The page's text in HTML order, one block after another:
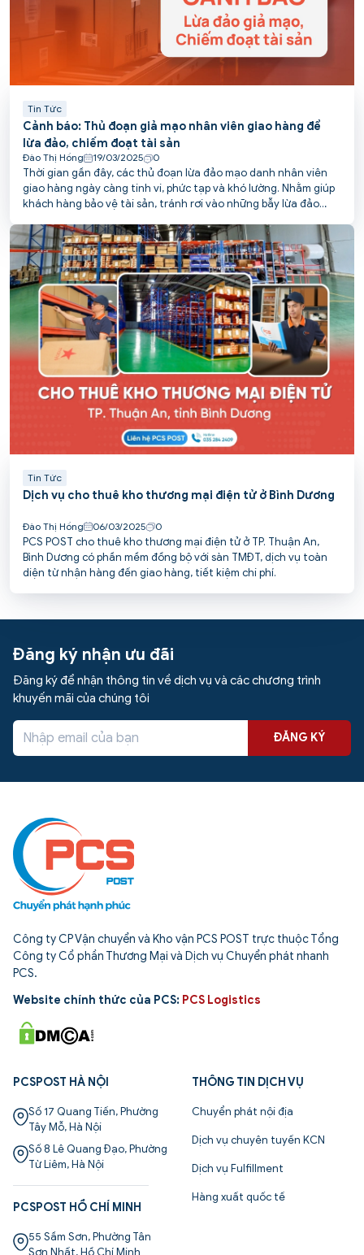
Tin Tức
Cảnh báo: Thủ đoạn giả mạo nhân viên giao hàng để
lừa đảo, chiếm đoạt tài sản
Đào Thị Hồng 19/03/2025 0
Thời gian gần đây, các thủ đoạn lừa đảo mạo danh nhân viên
giao hàng ngày càng tinh vi, phức tạp và khó lường. Nhằm giúp
khách hàng bảo vệ tài sản, tránh rơi vào những bẫy lừa đảo
ra khuyến cáo cụ thể.
Tin Tức
Dịch vụ cho thuê kho thương mại điện tử ở Bình Dương
Đào Thị Hồng 06/03/2025 0
PCS POST cho thuê kho thương mại điện tử ở TP. Thuận An,
Bình Dương có phần mềm đồng bộ với sàn TMĐT, dịch vụ toàn
diện từ nhận hàng đến giao hàng, tiết kiệm chi phí.
Đăng ký nhận ưu đãi
Đăng ký để nhận thông tin về dịch vụ và các chương trình
khuyến mãi của chúng tôi
ĐĂNG KÝ
Công ty CP Vận chuyển và Kho vận PCS POST trực thuộc Tổng
Công ty Cổ phần Thương Mại và Dịch vụ Chuyển phát nhanh
PCS.
Website chính thức của PCS: PCS Logistics
PCSPOST HÀ NỘI
Số 17 Quang Tiến, Phường
Tây Mỗ, Hà Nội
Số 8 Lê Quang Đạo, Phường
Từ Liêm, Hà Nội
PCSPOST HỒ CHÍ MINH
55 Sầm Sơn, Phường Tân
THÔNG TIN DỊCH VỤ
Chuyển phát nội địa
Dịch vụ chuyên tuyến KCN
Dịch vụ Fulfillment
Hàng xuất quốc tế